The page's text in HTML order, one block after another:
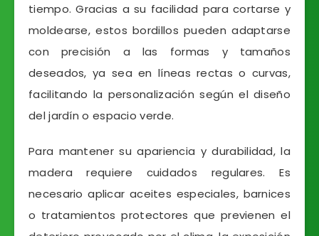
tiempo. Gracias a su facilidad para cortarse y
moldearse, estos bordillos pueden adaptarse
con precisión a las formas y tamaños
deseados, ya sea en líneas rectas o curvas,
facilitando la personalización según el diseño
del jardín o espacio verde.
Para mantener su apariencia y durabilidad, la
madera requiere cuidados regulares. Es
necesario aplicar aceites especiales, barnices
o tratamientos protectores que previenen el